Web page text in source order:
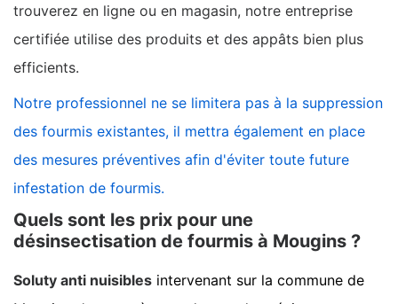
trouverez en ligne ou en magasin, notre entreprise
certifiée utilise des produits et des appâts bien plus
efficients.
Notre professionnel ne se limitera pas à la suppression
des fourmis existantes, il mettra également en place
des mesures préventives afin d'éviter toute future
infestation de fourmis.
Quels sont les prix pour une
désinsectisation de fourmis à Mougins ?
Soluty anti nuisibles intervenant sur la commune de